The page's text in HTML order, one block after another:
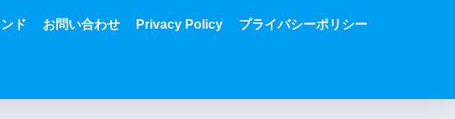
ド お問い合わせ Privacy Policy プライバシーポリシー